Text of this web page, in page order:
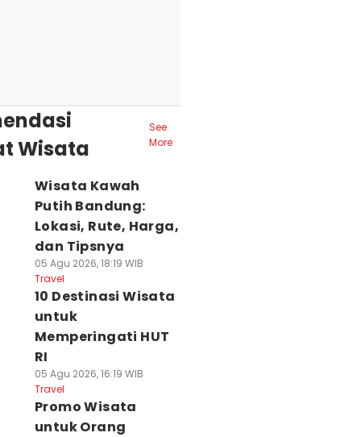
Wisata
See
More
Wisata Kawah
Putih Bandung:
Lokasi, Rute, Harga,
dan Tipsnya
05 Agu 2026, 18:19 WIB
Travel
10 Destinasi Wisata
untuk
Memperingati HUT
RI
05 Agu 2026, 16:19 WIB
Travel
Promo Wisata
untuk Orang